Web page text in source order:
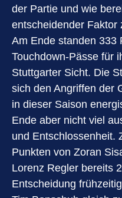
der Partie und wie
entscheidender Faktor
Am Ende standen 333
Touchdown-Pässe für
Stuttgarter Sicht. Die
sich den Angriffen der
in dieser Saison
Ende aber nicht viel
und Entschlossenheit.
Punkten von Zoran
Lorenz Regler bereits
Entscheidung